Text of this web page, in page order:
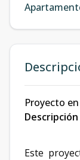
Proyecto
Este